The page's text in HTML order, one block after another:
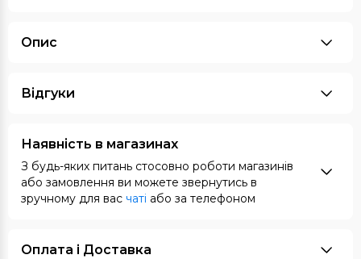
Опис
Відгуки
Наявність в магазинах
З будь-яких питань стосовно роботи магазинів
або замовлення ви можете звернутись в
зручному для вас чаті або за телефоном
Оплата i Доставка